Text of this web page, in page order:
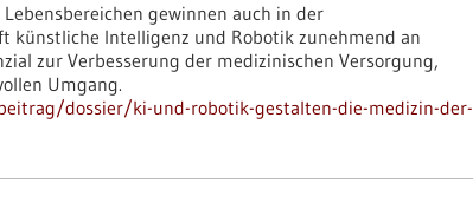
gewinnen auch in der
künstliche Intelligenz und Robotik zunehmend an
zur Verbesserung der medizinischen Versorgung,
Umgang.
dossier/ki-und-robotik-gestalten-die-medizin-der-